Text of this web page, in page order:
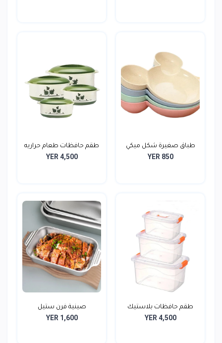
طباق صغيرة شكل ميكي
YER 850
طقم حافظات طعام حراريه
YER 4,500
طقم حافظات بلاستيك
شفاف...
YER 4,500
صينية فرن ستيل
YER 1,600